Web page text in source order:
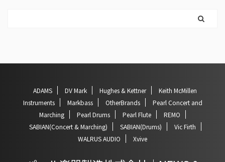
ADAMS DV Mark Hughes & Kettner
Keith McMillen
Instruments
Markbass OtherBrands
Pearl Concert and
Marching
Pearl Drums Pearl Flute
REMO
SABIAN(Concert & Marching)
SABIAN(Drums)
Vic Firth
WALRUS AUDIO
Xvive